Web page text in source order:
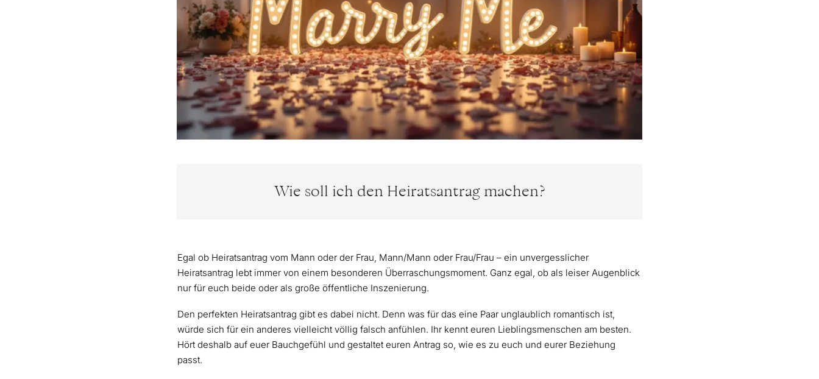
Wie soll ich den Heiratsantrag machen?
Egal ob Heiratsantrag vom Mann oder der Frau, Mann/Mann oder Frau/Frau – ein unvergesslicher
Heiratsantrag lebt immer von einem besonderen Überraschungsmoment. Ganz egal, ob als leiser Augenblick
nur für euch beide oder als große öffentliche Inszenierung.
Den perfekten Heiratsantrag gibt es dabei nicht. Denn was für das eine Paar unglaublich romantisch ist,
würde sich für ein anderes vielleicht völlig falsch anfühlen. Ihr kennt euren Lieblingsmenschen am besten.
Hört deshalb auf euer Bauchgefühl und gestaltet euren Antrag so, wie es zu euch und eurer Beziehung
passt.